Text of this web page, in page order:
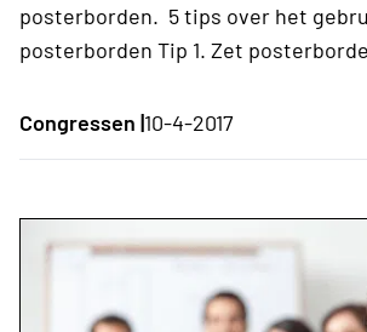
posterborden. 5 tips over het
posterborden Tip 1. Zet
Congressen |10-4-2017